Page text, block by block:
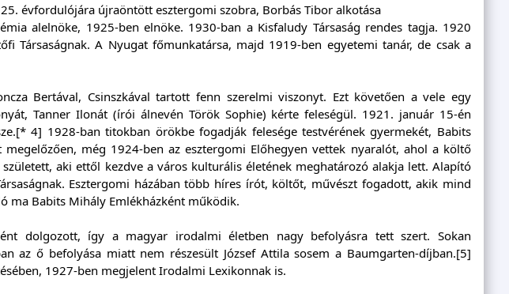
évfordulójára újraöntött esztergomi szobra, Borbás Tibor alkotása
alelnöke, 1925-ben elnöke. 1930-ban a Kisfaludy Társaság rendes tagja. 1920
Társaságnak. A Nyugat főmunkatársa, majd 1919-ben egyetemi tanár, de csak a
Bertával, Csinszkával tartott fenn szerelmi viszonyt. Ezt követően a vele egy
Tanner Ilonát (írói álnevén Török Sophie) kérte feleségül. 1921. január 15-én
4] 1928-ban titokban örökbe fogadják felesége testvérének gyermekét, Babits
még 1924-ben az esztergomi Előhegyen vettek nyaralót, ahol a költő
aki ettől kezdve a város kulturális életének meghatározó alakja lett. Alapító
Esztergomi házában több híres írót, költőt, művészt fogadott, akik mind
ma Babits Mihály Emlékházként működik.
dolgozott, így a magyar irodalmi életben nagy befolyásra tett szert. Sokan
az ő befolyása miatt nem részesült József Attila sosem a Baumgarten-díjban.[5]
1927-ben megjelent Irodalmi Lexikonnak is.